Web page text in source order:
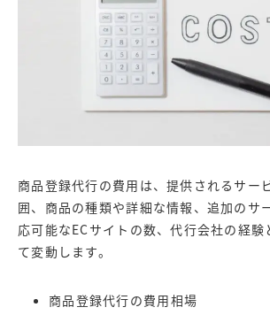
商品登録代行の費用は、提供されるサー
囲、商品の種類や詳細な情報、追加のサ
応可能なECサイトの数、代行会社の経験
て変動します。
商品登録代行の費用相場